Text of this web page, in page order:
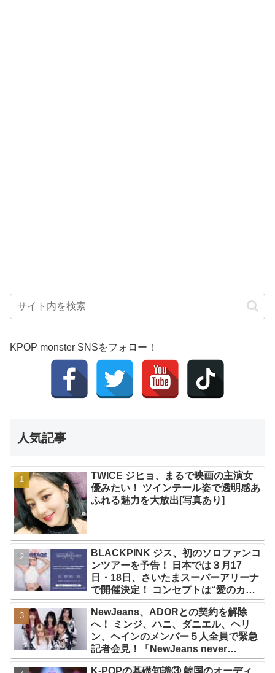
KPOP monster SNSをフォロー！
人気記事
TWICE ジヒョ、まるで映画の主演女
優みたい！ ツインテール姿で透明感あ
ふれる魅力を大放出[写真あり]
BLACKPINK ジス、初のソロファンコ
ンツアーを予告！ 日本では３月17
日・18日、さいたまスーパーアリーナ
で開催決定！ コンセプトは“愛のカケ
ラ”！？ 14日には新アルバム
『AMORTAGE』もリリース
NewJeans、ADORとの契約を解除
へ！ ミンジ、ハニ、ダニエル、ヘリ
ン、ヘインのメンバー５人全員で緊急
記者会見！「NewJeans never
dies!」と微笑みの宣言！ ADOR側、
K-POPの基礎知識③ 韓国のオーディ